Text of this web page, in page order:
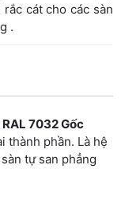
cát cho các sàn
.
7032 Gốc
thành phần. Là hệ
tự san phẳng